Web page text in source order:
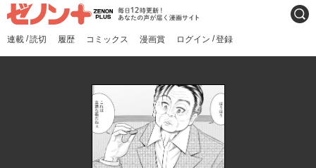
ゼノンプラス
毎日12時更新！あなたの声
が届く漫画サイト
連載 /読切 履歴 コミックス 漫画賞 ログイン /登録
検索